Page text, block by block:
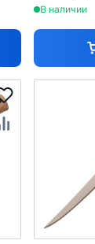
В наличии